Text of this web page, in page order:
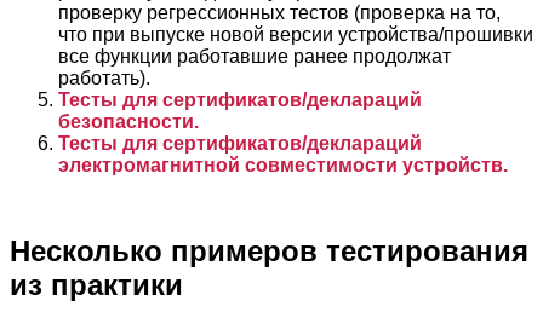
проверку регрессионных тестов (проверка на то,
что при выпуске новой версии устройства/прошивки
все функции работавшие ранее продолжат
работать).
Тесты для сертификатов/деклараций
безопасности.
Тесты для сертификатов/деклараций
электромагнитной совместимости устройств.
Несколько примеров тестирования
из практики